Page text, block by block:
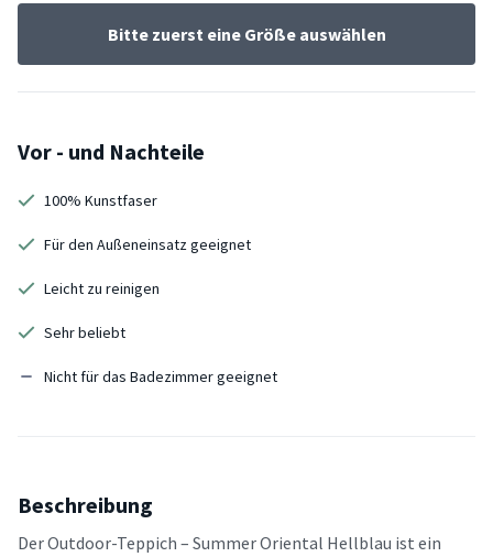
Bitte zuerst eine Größe auswählen
Vor - und Nachteile
100% Kunstfaser
Für den Außeneinsatz geeignet
Leicht zu reinigen
Sehr beliebt
Nicht für das Badezimmer geeignet
Beschreibung
Der Outdoor-Teppich – Summer Oriental Hellblau ist ein